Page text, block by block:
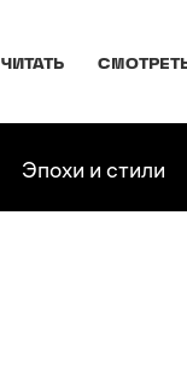
ЧИТАТЬ
Эпохи и стили